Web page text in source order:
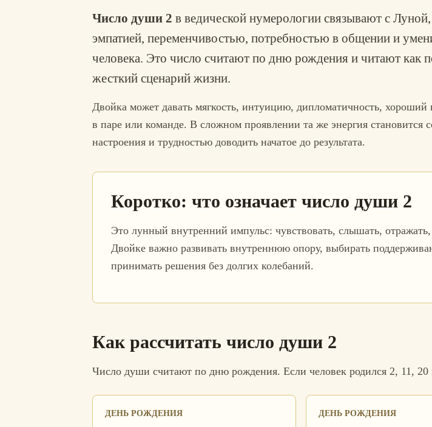
Число души 2 в ведической нумерологии связывают с
эмпатией, переменчивостью, потребностью в общении и
человека. Это число считают по дню рождения и читают как
жесткий сценарий жизни.
Двойка может давать мягкость, интуицию, дипломатичность,
в паре или команде. В сложном проявлении та же энергия
настроения и трудностью доводить начатое до результата.
Коротко: что означает число души 2
Это лунный внутренний импульс: чувствовать, слышать,
Двойке важно развивать внутреннюю опору, выбирать
принимать решения без долгих колебаний.
Как рассчитать число души 2
Число души считают по дню рождения. Если человек родился 2, 11, 20
ДЕНЬ РОЖДЕНИЯ ДЕНЬ РОЖДЕНИЯ